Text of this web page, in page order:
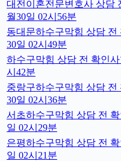
대전이혼전문변호사 상담
월30일 02시56분
동대문하수구막힘 상담 전
30일 02시49분
하수구막힘 상담 전 확인사
시42분
중랑구하수구막힘 상담 전
30일 02시36분
서초하수구막힘 상담 전
일 02시29분
은평하수구막힘 상담 전
일 02시21분